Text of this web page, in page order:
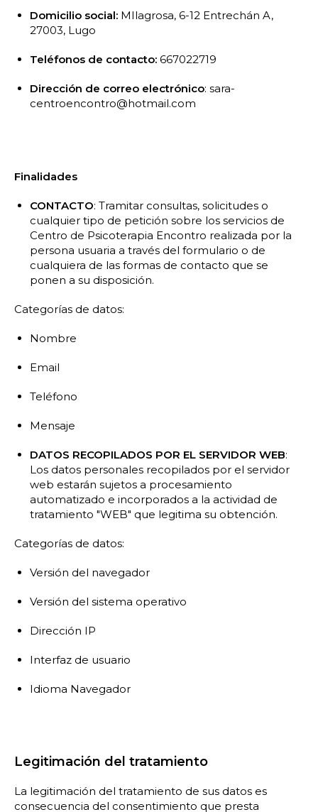
Domicilio social: MIlagrosa, 6-12 Entrechán A,
27003, Lugo
Teléfonos de contacto: 667022719
Dirección de correo electrónico: sara-
centroencontro@hotmail.com
Finalidades
CONTACTO: Tramitar consultas, solicitudes o
cualquier tipo de petición sobre los servicios de
Centro de Psicoterapia Encontro realizada por la
persona usuaria a través del formulario o de
cualquiera de las formas de contacto que se
ponen a su disposición.
Categorías de datos:
Nombre
Email
Teléfono
Mensaje
DATOS RECOPILADOS POR EL SERVIDOR WEB:
Los datos personales recopilados por el servidor
web estarán sujetos a procesamiento
automatizado e incorporados a la actividad de
tratamiento "WEB" que legitima su obtención.
Categorías de datos:
Versión del navegador
Versión del sistema operativo
Dirección IP
Interfaz de usuario
Idioma Navegador
Legitimación del tratamiento
La legitimación del tratamiento de sus datos es
consecuencia del consentimiento que presta